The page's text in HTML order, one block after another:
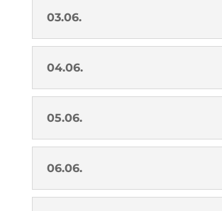
03.06.
04.06.
05.06.
06.06.